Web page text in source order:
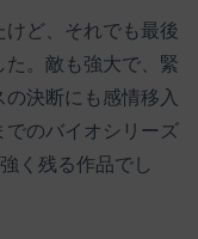
ど、それでも最後
た。敵も強大で、緊
決断にも感情移入
でのバイオシリーズ
く残る作品でし